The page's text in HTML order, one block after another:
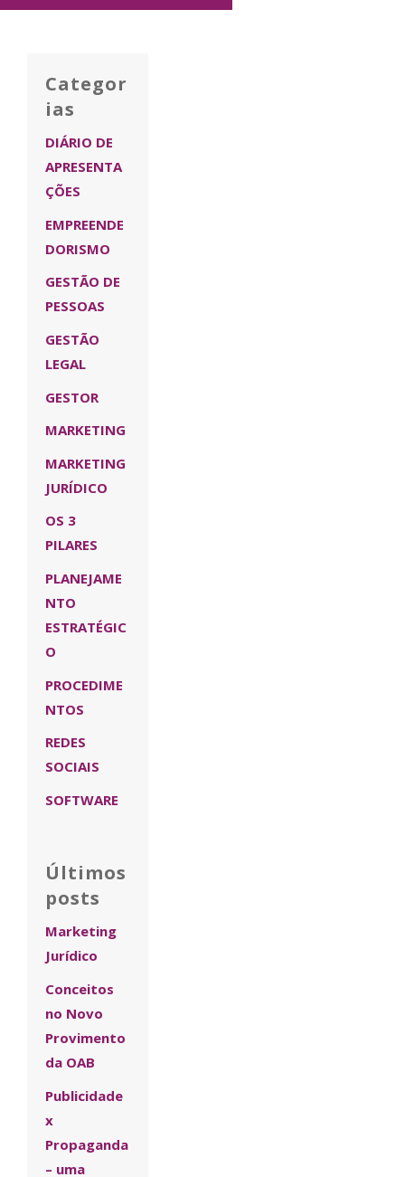
Categor
ias
DIÁRIO DE
APRESENTA
ÇÕES
EMPREENDE
DORISMO
GESTÃO DE
PESSOAS
GESTÃO
LEGAL
GESTOR
MARKETING
MARKETING
JURÍDICO
OS 3
PILARES
PLANEJAME
NTO
ESTRATÉGIC
O
PROCEDIME
NTOS
REDES
SOCIAIS
SOFTWARE
Últimos
posts
Marketing
Jurídico
Conceitos
no Novo
Provimento
da OAB
Publicidade
x
Propaganda
– uma